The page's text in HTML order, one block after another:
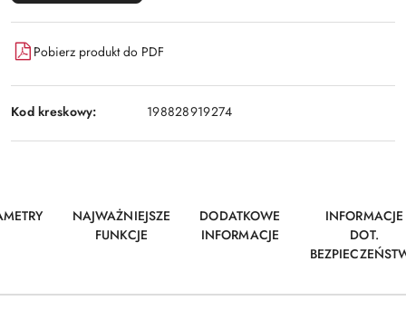
Pobierz produkt do PDF
Kod kreskowy: 198828919274
NAJWAŻNIEJSZE
FUNKCJE
DODATKOWE
INFORMACJE
INFORMACJE
DOT.